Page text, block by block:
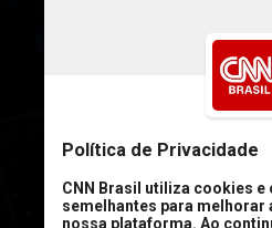
entretenimentoe
desde